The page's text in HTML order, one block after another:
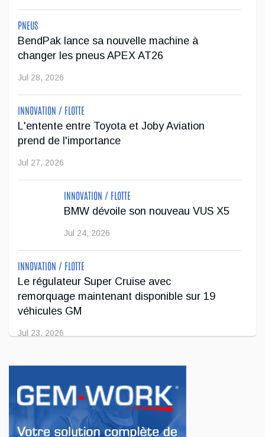
PNEUS
BendPak lance sa nouvelle machine à
changer les pneus APEX AT26
Jul 28, 2026
INNOVATION / FLOTTE
L'entente entre Toyota et Joby Aviation
prend de l'importance
Jul 27, 2026
INNOVATION / FLOTTE
BMW dévoile son nouveau VUS X5
Jul 24, 2026
INNOVATION / FLOTTE
Le régulateur Super Cruise avec
remorquage maintenant disponible sur 19
véhicules GM
Jul 23, 2026
INNOVATION / FLOTTE
en Europe
Jul 22, 2026